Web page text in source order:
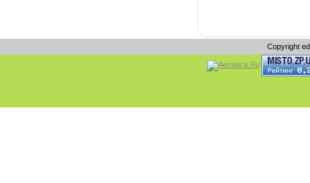
Copyright